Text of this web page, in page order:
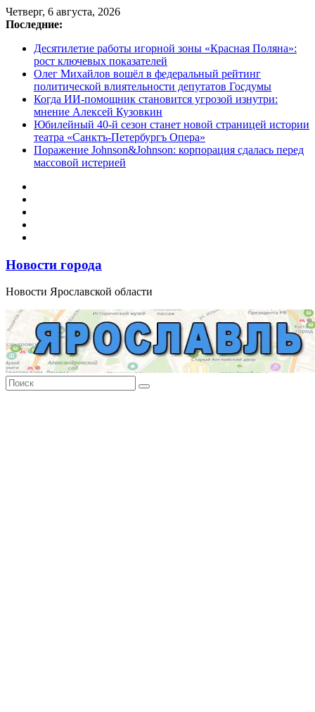
Перейти
к
Четверг, 6 августа, 2026
Последние:
Десятилетие работы игорной зоны «Красная Поляна»:
рост ключевых показателей
Олег Михайлов вошёл в федеральный рейтинг
политической влиятельности депутатов Госдумы
Когда ИИ-помощник становится угрозой изнутри:
мнение Алексей Кузовкин
Юбилейный 40-й сезон станет новой страницей истории
театра «Санктъ-Петербургъ Опера»
Поражение Johnson&Johnson: корпорация сдалась перед
массовой истерией
Новости города
Новости Ярославской области